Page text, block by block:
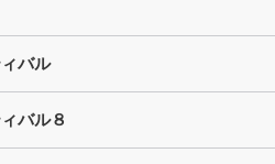
バル
バル８